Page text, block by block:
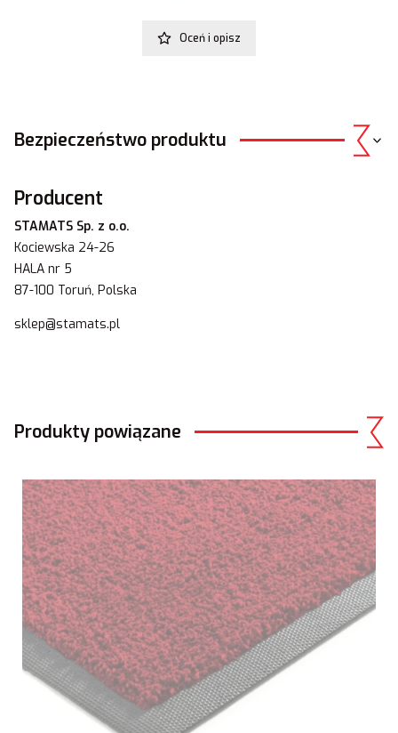
Oceń i opisz
Bezpieczeństwo produktu
Producent
STAMATS Sp. z o.o.
Kociewska 24-26
HALA nr 5
87-100 Toruń, Polska
sklep@stamats.pl
Produkty powiązane